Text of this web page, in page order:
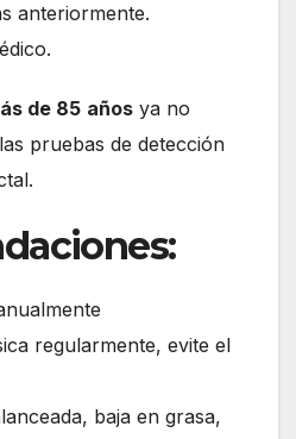
anteriormente.
de 85 años ya no
pruebas de detección
regularmente, evite el
baja en grasa,